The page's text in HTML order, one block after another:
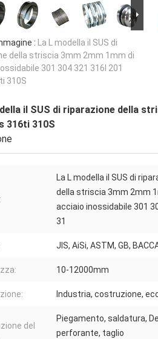
: La L modella il SUS di
della striscia 3mm 2mm 1mm di
301 304 321 316l 201
310S
il SUS di riparazione della
316ti 310S
La L modella il SUS di
della striscia 3mm 2mm
acciaio inossidabile 301
31
JIS, AiSi, ASTM, GB,
10-12000mm
Industria, costruzione,
del
Piegamento, saldatura,
perforante, taglio